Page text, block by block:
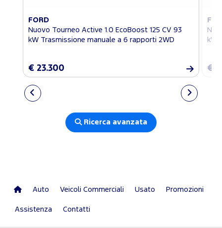
FORD
Nuovo Tourneo Active 1.0 EcoBoost 125 CV 93
kW Trasmissione manuale a 6 rapporti 2WD
€ 23.300
kW
€
Ricerca avanzata
Auto Veicoli Commerciali Usato Promozioni
Assistenza Contatti